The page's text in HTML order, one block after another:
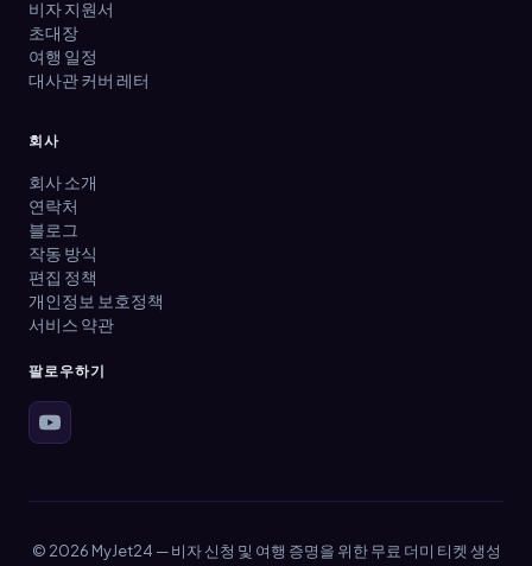
비자 지원서
초대장
여행 일정
대사관 커버 레터
회사
회사 소개
연락처
블로그
작동 방식
편집 정책
개인정보 보호정책
서비스 약관
팔로우하기
© 2026 MyJet24 — 비자 신청 및 여행 증명을 위한 무료 더미 티켓 생성